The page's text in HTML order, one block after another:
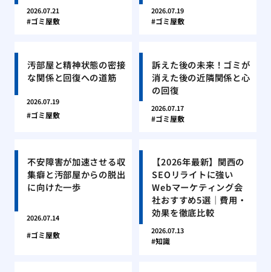
2026.07.21
ゴミ屋敷
2026.07.19
ゴミ屋敷
汚部屋と精神状態の密接
な関係と回復への道筋
2026.07.19
ゴミ屋敷
訴えた後の未来！ゴミが
消えた後の近隣関係と心
の回復
2026.07.17
ゴミ屋敷
不安障害が加速させる収
集癖と汚部屋からの脱出
に向けた一歩
2026.07.14
ゴミ屋敷
【2026年最新】関西の
SEOリライトに強い
Webマーケティング会
社おすすめ5選｜費用・
効果を徹底比較
2026.07.13
知識